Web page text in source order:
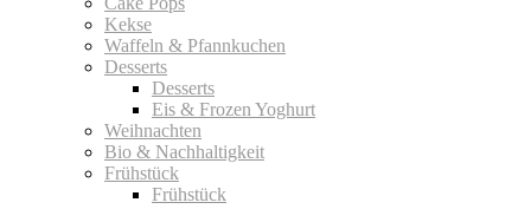
Kekse
Waffeln & Pfannkuchen
Desserts
Desserts
Eis & Frozen Yoghurt
Weihnachten
Bio & Nachhaltigkeit
Frühstück
Frühstück